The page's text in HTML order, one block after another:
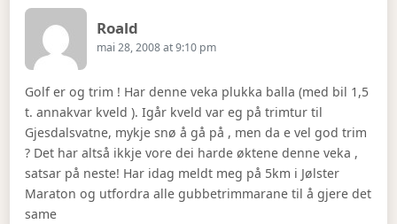
Roald
mai 28, 2008 at 9:10 pm
Golf er og trim ! Har denne veka plukka balla (med bil 1,5
t. annakvar kveld ). Igår kveld var eg på trimtur til
Gjesdalsvatne, mykje snø å gå på , men da e vel god trim
? Det har altså ikkje vore dei harde øktene denne veka ,
satsar på neste! Har idag meldt meg på 5km i Jølster
Maraton og utfordra alle gubbetrimmarane til å gjere det
same